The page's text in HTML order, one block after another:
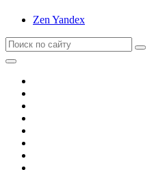
Zen Yandex